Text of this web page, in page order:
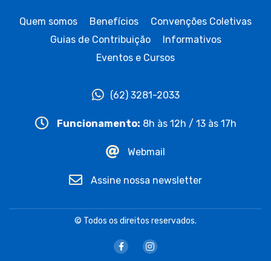
Quem somos Benefícios
Convenções Coletivas
Guias de Contribuição
Informativos
Eventos e Cursos
(62) 3281-2033
Funcionamento: 8h às 12h / 13 às 17h
Webmail
Assine nossa newsletter
© Todos os direitos reservados.